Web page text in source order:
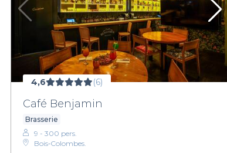
4,6 (6)
Café Benjamin
Brasserie
9 - 300 pers.
Bois‑Colombes.